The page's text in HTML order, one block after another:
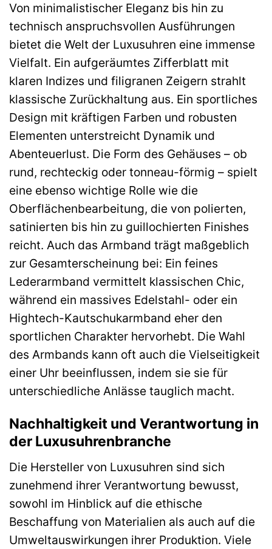
Von minimalistischer Eleganz bis hin zu
technisch anspruchsvollen Ausführungen
bietet die Welt der Luxusuhren eine immense
Vielfalt. Ein aufgeräumtes Zifferblatt mit
klaren Indizes und filigranen Zeigern strahlt
klassische Zurückhaltung aus. Ein sportliches
Design mit kräftigen Farben und robusten
Elementen unterstreicht Dynamik und
Abenteuerlust. Die Form des Gehäuses – ob
rund, rechteckig oder tonneau-förmig – spielt
eine ebenso wichtige Rolle wie die
Oberflächenbearbeitung, die von polierten,
satinierten bis hin zu guillochierten Finishes
reicht. Auch das Armband trägt maßgeblich
zur Gesamterscheinung bei: Ein feines
Lederarmband vermittelt klassischen Chic,
während ein massives Edelstahl- oder ein
Hightech-Kautschukarmband eher den
sportlichen Charakter hervorhebt. Die Wahl
des Armbands kann oft auch die Vielseitigkeit
einer Uhr beeinflussen, indem sie sie für
unterschiedliche Anlässe tauglich macht.
Nachhaltigkeit und Verantwortung in
der Luxusuhrenbranche
Die Hersteller von Luxusuhren sind sich
zunehmend ihrer Verantwortung bewusst,
sowohl im Hinblick auf die ethische
Beschaffung von Materialien als auch auf die
Umweltauswirkungen ihrer Produktion. Viele